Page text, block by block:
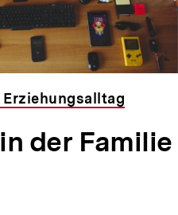
der Familie